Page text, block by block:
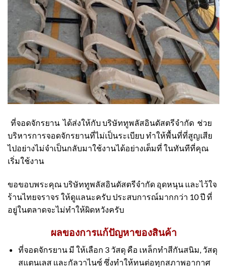
ที่จอดจักรยาน ได้ส่งให้กับ บริษัททูพลัสอินดัสตรีจำกัด ช่วย
บริหารการจอดจักรยานที่ไม่เป็นระเบียบ ทำให้พื้นที่ที่สูญเสีย
ไปอย่างไม่จำเป็นกลับมาใช้งานได้อย่างเต็มที่ ในทันทีที่คุณ
เริ่มใช้งาน
ขอขอบพระคุณ บริษัททูพลัสอินดัสตรีจำกัด อุดหนุน และไว้ใจ
ร้านไทยจราจร ให้ดูแลนะครับ ประสบการณ์มากกว่า 10 ปี ที่
อยู่ในตลาดจะไม่ทำให้ผิดหวังครับ
ผลของการแก้ปัญหาของสินค้า
ที่จอดจักรยาน มี ให้เลือก 3 วัสดุ คือ เหล็กทำสีกันสนิม, วัสดุ
สแตนเลส และกัลวาไนซ์ ซึ่งทำให้ทนต่อทุกสภาพอากาศ